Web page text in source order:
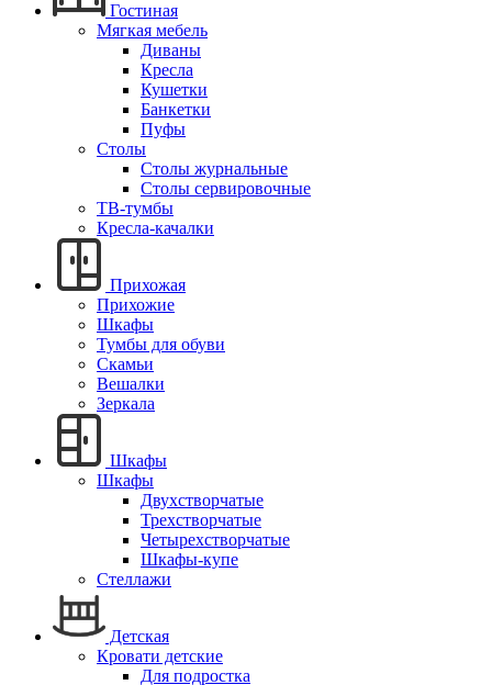
Гостиная
Мягкая мебель
Диваны
Кресла
Кушетки
Банкетки
Пуфы
Столы
Столы журнальные
Столы сервировочные
ТВ-тумбы
Кресла-качалки
Прихожая
Прихожие
Шкафы
Тумбы для обуви
Скамьи
Вешалки
Зеркала
Шкафы
Шкафы
Двухстворчатые
Трехстворчатые
Четырехстворчатые
Шкафы-купе
Стеллажи
Детская
Кровати детские
Для подростка